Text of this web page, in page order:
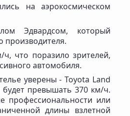
на аэрокосмическом
Эдвардсом, который
производителя.
что поразило зрителей,
автомобиля.
уверены - Toyota Land
будет превышать 370 км/ч.
профессиональности или
длины взлетной